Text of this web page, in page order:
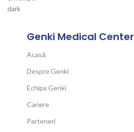
Genki Medical Center
Acasă
Despre Genki
Echipa Genki
Cariere
Parteneri